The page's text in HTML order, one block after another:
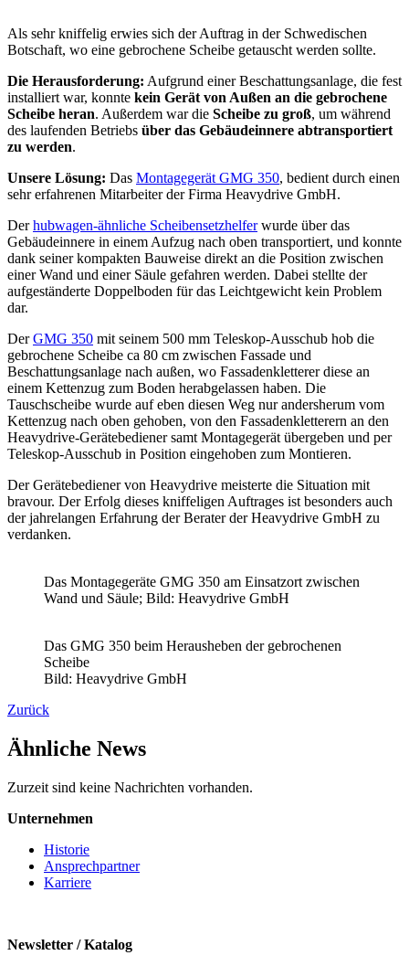
Als sehr kniffelig erwies sich der Auftrag in der Schwedischen
Botschaft, wo eine gebrochene Scheibe getauscht werden sollte.
Die Herausforderung: Aufgrund einer Beschattungsanlage, die fest
installiert war, konnte kein Gerät von Außen an die gebrochene
Scheibe heran. Außerdem war die Scheibe zu groß, um während
des laufenden Betriebs über das Gebäudeinnere abtransportiert
zu werden.
Unsere Lösung: Das Montagegerät GMG 350, bedient durch einen
sehr erfahrenen Mitarbeiter der Firma Heavydrive GmbH.
Derhubwagen-ähnliche Scheibensetzhelferwurde über das
Gebäudeinnere in einem Aufzug nach oben transportiert, und konnte
dank seiner kompakten Bauweise direkt an die Position zwischen
einer Wand und einer Säule gefahren werden. Dabei stellte der
aufgeständerte Doppelboden für das Leichtgewicht kein Problem
dar.
DerGMG 350 mit seinem 500 mm Teleskop-Ausschub hob die
gebrochene Scheibe ca 80 cm zwischen Fassade und
Beschattungsanlage nach außen, wo Fassadenkletterer diese an
einem Kettenzug zum Boden herabgelassen haben. Die
Tauschscheibe wurde auf eben diesen Weg nur andersherum vom
Kettenzug nach oben gehoben, von den Fassadenkletterern an den
Heavydrive-Gerätebediener samt Montagegerät übergeben und per
Teleskop-Ausschub in Position eingehoben zum Montieren.
Der Gerätebediener von Heavydrive meisterte die Situation mit
bravour. Der Erfolg dieses kniffeligen Auftrages ist besonders auch
der jahrelangen Erfahrung der Berater der Heavydrive GmbH zu
verdanken.
Das Montagegeräte GMG 350 am Einsatzort zwischen
Wand und Säule; Bild: Heavydrive GmbH
Das GMG 350 beim Herausheben der gebrochenen
Scheibe
Bild: Heavydrive GmbH
Zurück
Ähnliche News
Zurzeit sind keine Nachrichten vorhanden.
Unternehmen
Historie
Ansprechpartner
Karriere
Newsletter / Katalog